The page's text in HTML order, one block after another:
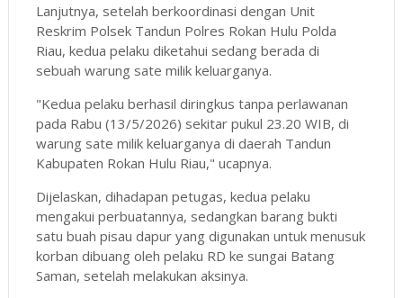
Lanjutnya, setelah berkoordinasi dengan Unit
Reskrim Polsek Tandun Polres Rokan Hulu Polda
Riau, kedua pelaku diketahui sedang berada di
sebuah warung sate milik keluarganya.
"Kedua pelaku berhasil diringkus tanpa perlawanan
pada Rabu (13/5/2026) sekitar pukul 23.20 WIB, di
warung sate milik keluarganya di daerah Tandun
Kabupaten Rokan Hulu Riau," ucapnya.
Dijelaskan, dihadapan petugas, kedua pelaku
mengakui perbuatannya, sedangkan barang bukti
satu buah pisau dapur yang digunakan untuk menusuk
korban dibuang oleh pelaku RD ke sungai Batang
Saman, setelah melakukan aksinya.